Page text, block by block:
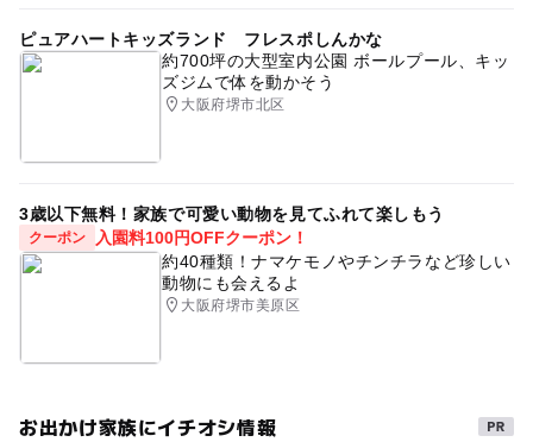
ピュアハートキッズランド フレスポしんかな
約700坪の大型室内公園 ボールプール、キッ
ズジムで体を動かそう
大阪府堺市北区
3歳以下無料！家族で可愛い動物を見てふれて楽しもう
クーポン
入園料100円OFFクーポン！
約40種類！ナマケモノやチンチラなど珍しい
動物にも会えるよ
大阪府堺市美原区
お出かけ家族にイチオシ情報